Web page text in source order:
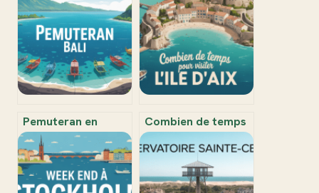
Pemuteran en
Indonésie : guide
complet pour vivre
une expérience
authentique
Combien de temps
prévoir pour visiter
l’île d’Aix et en
profiter pleinement